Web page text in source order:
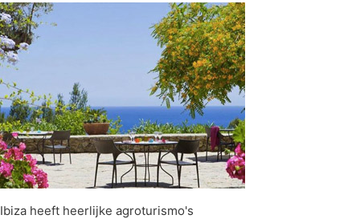
Ibiza heeft heerlijke agroturismo's